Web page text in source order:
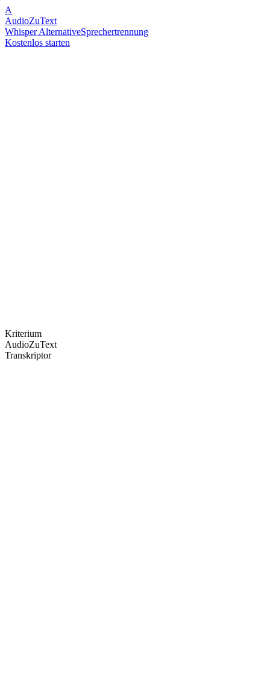
A
AudioZuText
Whisper AlternativeSprechertrennung
Kostenlos starten
Kriterium
AudioZuText
Transkriptor